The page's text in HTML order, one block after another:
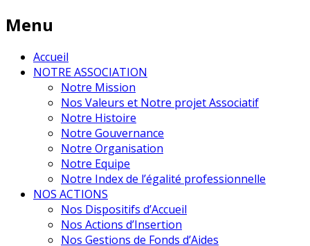
Menu
Accueil
NOTRE ASSOCIATION
Notre Mission
Nos Valeurs et Notre projet Associatif
Notre Histoire
Notre Gouvernance
Notre Organisation
Notre Equipe
Notre Index de l’égalité professionnelle
NOS ACTIONS
Nos Dispositifs d’Accueil
Nos Actions d’Insertion
Nos Gestions de Fonds d’Aides